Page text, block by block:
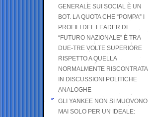
GENERALE SUI SOCIAL È UN
BOT. LA QUOTA CHE “POMPA” I
PROFILI DEL LEADER DI
“FUTURO NAZIONALE” È TRA
DUE-TRE VOLTE SUPERIORE
RISPETTO A QUELLA
NORMALMENTE RISCONTRATA
IN DISCUSSIONI POLITICHE
ANALOGHE
GLI YANKEE NON SI MUOVONO
MAI SOLO PER UN IDEALE: